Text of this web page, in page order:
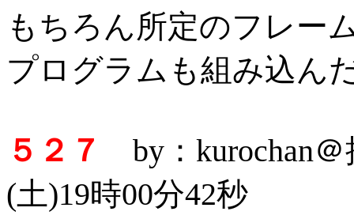
もちろん所定のフレー
プログラムも組み込ん
５２７
by：kurochan
(土)19時00分42秒